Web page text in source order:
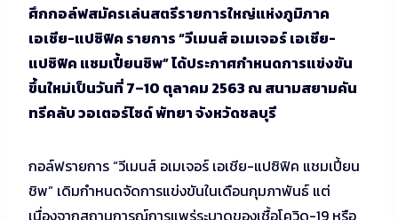
ศึกกอล์ฟสมัครเล่นสตรีรายการใหญ่แห่งภูมิภาค
เอเชีย-แปซิฟิค รายการ “วีเมนส์ อเมเจอร์ เอเชีย-
แปซิฟิค แชมเปี้ยนชิพ” ได้ประกาศกำหนดการแข่งขัน
ขึ้นใหม่เป็นวันที่ 7–10 ตุลาคม 2563 ณ สนามสยามคัน
ทรีคลับ วอเตอร์ไซด์ พัทยา จังหวัดชลบุรี
กอล์ฟรายการ “วีเมนส์ อเมเจอร์ เอเชีย-แปซิฟิค แชมเปี้ยน
ชิพ” เดิมกำหนดจัดการแข่งขันในเดือนกุมภาพันธ์ แต่
เนื่องจากสถานการณ์การแพร่ระบาดของเชื้อโควิด-19 หรือ